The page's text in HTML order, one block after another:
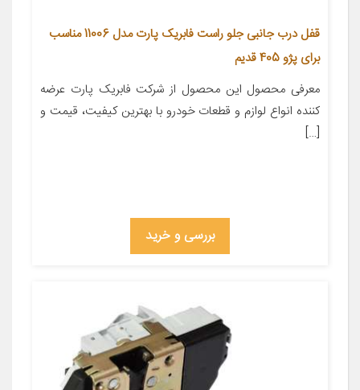
قفل درب جانبی جلو راست فابریک پارت مدل 11006 مناسب
برای پژو 405 قدیم
معرفی محصول این محصول از شرکت فابریک پارت عرضه
کننده انواع لوازم و قطعات خودرو با بهترین کیفیت، قیمت و
[…]
بررسی و خرید